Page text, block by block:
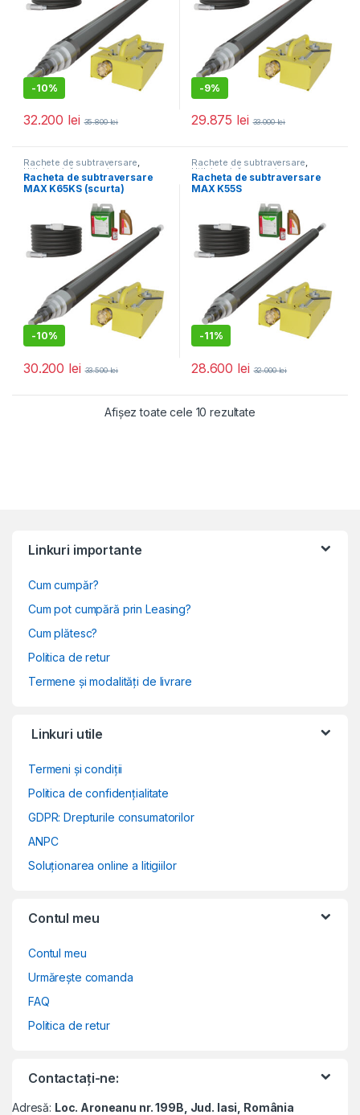
-10%
32.200 lei 35.800lei
-9%
29.875 lei 33.000lei
Rachete de subtraversare,
Utilaje mică mecanizare
Racheta de subtraversare
MAX K65KS (scurta)
-10%
30.200 lei 33.500lei
Rachete de subtraversare,
Utilaje mică mecanizare
Racheta de subtraversare
MAX K55S
-11%
28.600 lei 32.000lei
Afișez toate cele 10 rezultateSortat după
Linkuri importante
Cum cumpăr?
Cum pot cumpără prin Leasing?
Cum plătesc?
Politica de retur
Termene și modalități de livrare
Linkuri utile
Termeni și condiții
Politica de confidențialitate
GDPR: Drepturile consumatorilor
ANPC
Soluționarea online a litigiilor
Contul meu
Contul meu
Urmărește comanda
FAQ
Politica de retur
Contactați-ne:
Adresă: Loc. Aroneanu nr. 199B, Jud. Iasi, România